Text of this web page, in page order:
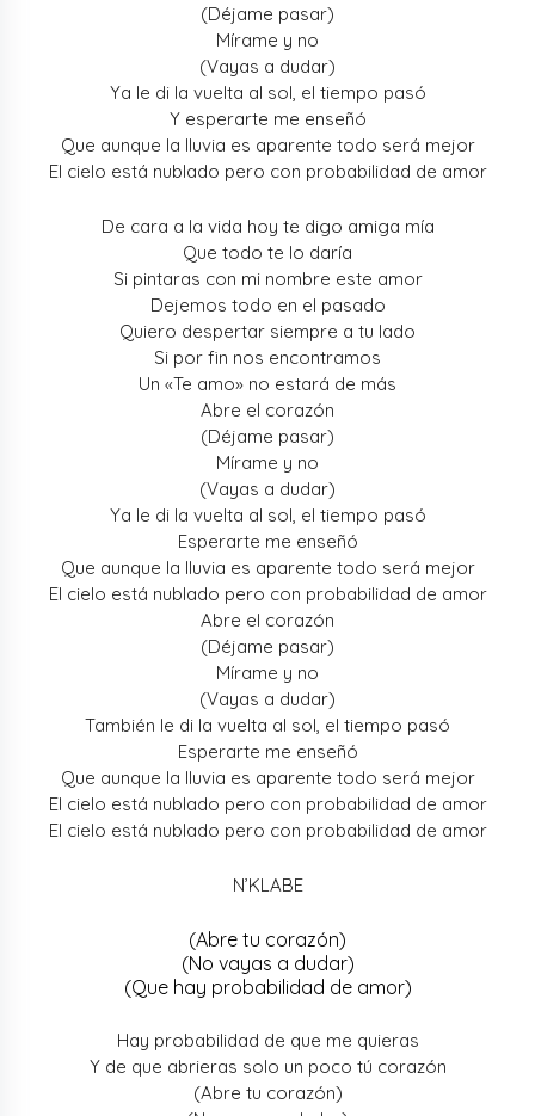
(Déjame pasar)
Mírame y no
(Vayas a dudar)
Ya le di la vuelta al sol, el tiempo pasó
Y esperarte me enseñó
Que aunque la lluvia es aparente todo será mejor
El cielo está nublado pero con probabilidad de amor
De cara a la vida hoy te digo amiga mía
Que todo te lo daría
Si pintaras con mi nombre este amor
Dejemos todo en el pasado
Quiero despertar siempre a tu lado
Si por fin nos encontramos
Un «Te amo» no estará de más
Abre el corazón
(Déjame pasar)
Mírame y no
(Vayas a dudar)
Ya le di la vuelta al sol, el tiempo pasó
Esperarte me enseñó
Que aunque la lluvia es aparente todo será mejor
El cielo está nublado pero con probabilidad de amor
Abre el corazón
(Déjame pasar)
Mírame y no
(Vayas a dudar)
También le di la vuelta al sol, el tiempo pasó
Esperarte me enseñó
Que aunque la lluvia es aparente todo será mejor
El cielo está nublado pero con probabilidad de amor
El cielo está nublado pero con probabilidad de amor
N’KLABE
(Abre tu corazón)
(No vayas a dudar)
(Que hay probabilidad de amor)
Hay probabilidad de que me quieras
Y de que abrieras solo un poco tú corazón
(Abre tu corazón)